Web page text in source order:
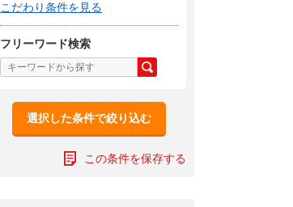
こだわり条件を見る
フリーワード検索
選択した条件で絞り込む
この条件を保存する